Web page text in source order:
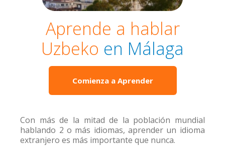
Aprende a hablar
Uzbeko en Málaga
Comienza a Aprender
Con más de la mitad de la población mundial
hablando 2 o más idiomas, aprender un idioma
extranjero es más importante que nunca.